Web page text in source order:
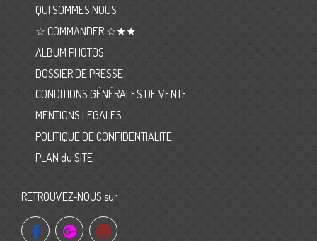
QUI SOMMES NOUS
☆ COMMANDER ☆★★
ALBUM PHOTOS
DOSSIER DE PRESSE
CONDITIONS GÉNÉRALES DE VENTE
MENTIONS LEGALES
POLITIQUE DE CONFIDENTIALITE
PLAN du SITE
RETROUVEZ-NOUS sur